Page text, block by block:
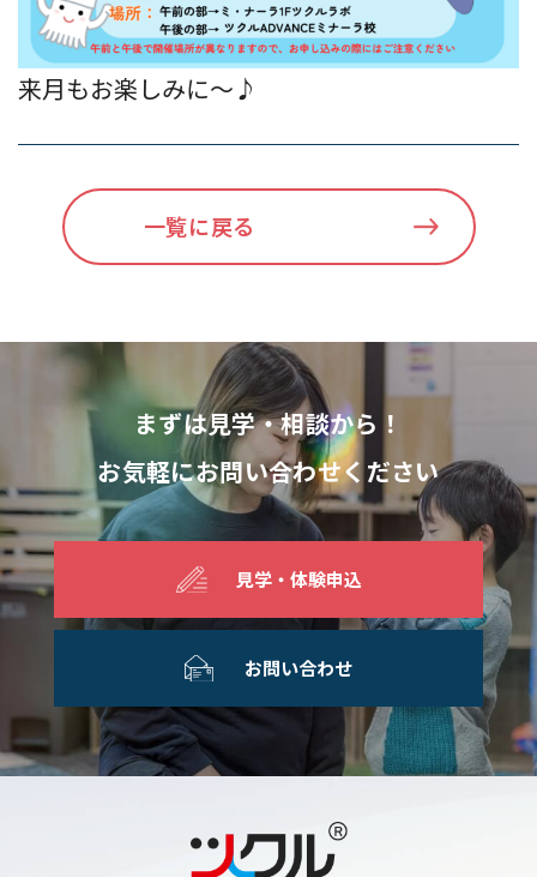
来月もお楽しみに～♪
一覧に戻る
まずは見学・相談から！
お気軽にお問い合わせください
見学・体験申込
お問い合わせ